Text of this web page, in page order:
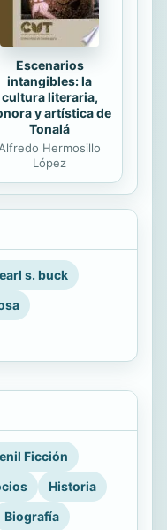
Escenarios
intangibles: la
cultura literaria,
y artística de
Tonalá
Alfredo Hermosillo
López
s. buck
Ficción
Historia
Biografía